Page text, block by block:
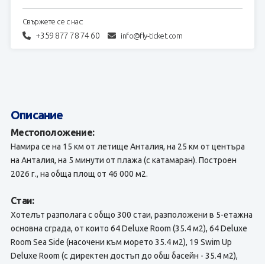
Свържете се с нас:
+359 877 78 74 60 info@fly-ticket.com
Описание
Местоположение:
Намира се на 15 км от летище Анталия, на 25 км от центъра
на Анталия, на 5 минути от плажа (с катамаран). Построен
2026 г., на обща площ от 46 000 м2.
Стаи:
Хотелът разполага с общо 300 стаи, разположени в 5-етажна
основна сграда, от които 64 Deluxe Room (35.4 м2), 64 Deluxe
Room Sea Side (насочени към морето 35.4 м2), 19 Swim Up
Deluxe Room (с директен достъп до обш басейн - 35.4 м2),